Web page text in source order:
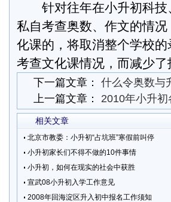
针对往年在小升初科技
私自考查奥数、作文的情
化课的，将取消整个学校
考查文化课情况，而减少了
下一篇文章： 什么令奥数与
上一篇文章： 2010年小升
相关文章
北京市教委：小升初“占坑班”寒假前叫停
小升初家长们不得不做的10件事情
小升初，如何在现实的社会中获胜
宣武08小升初入学工作意见
2008年回海淀区升入初中报名工作须知